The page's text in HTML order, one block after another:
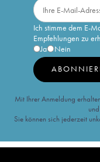
Ich stimme dem E-
Empfehlungen zu
Ja
Nein
Mit Ihrer Anmeldung
Sie können sich jederzeit